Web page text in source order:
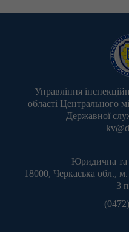
Управління
області Центрального
Державної
Юридична та
18000, Черкаська обл.,
3